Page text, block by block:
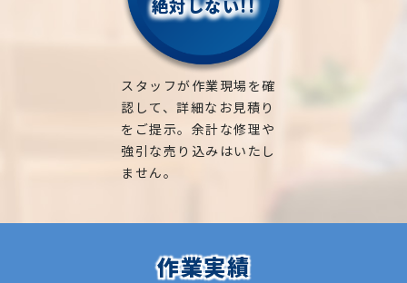
絶対しない!!
スタッフが作業現場を確
認して、詳細なお見積り
をご提示。余計な修理や
強引な売り込みはいたし
ません。
作業実績